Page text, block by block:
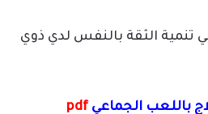
تنمية الثقة بالنفس لدي ذوي
باللعب الجماعي pdf